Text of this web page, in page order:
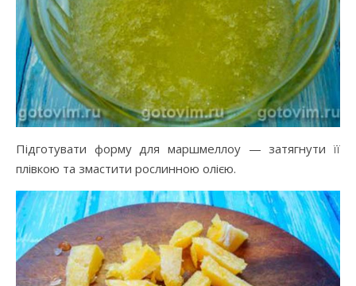
Підготувати форму для маршмеллоу — затягнути її
плівкою та змастити рослинною олією.